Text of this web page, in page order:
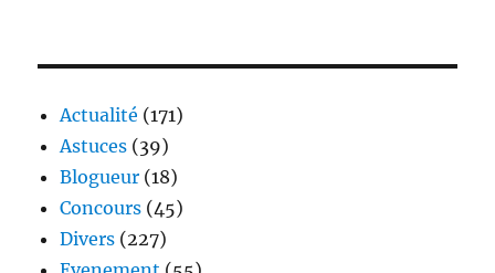
New
York
avec
toi
Actualité (171)
Astuces (39)
Blogueur (18)
Concours (45)
Divers (227)